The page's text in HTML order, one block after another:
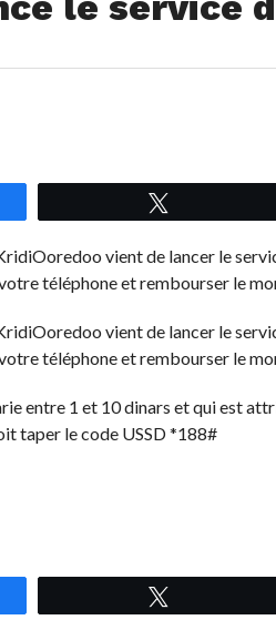
Ooredoo vient de lancer le
téléphone et rembourser le
Ooredoo vient de lancer le
téléphone et rembourser le
entre 1 et 10 dinars et qui est
taper le code USSD *188#